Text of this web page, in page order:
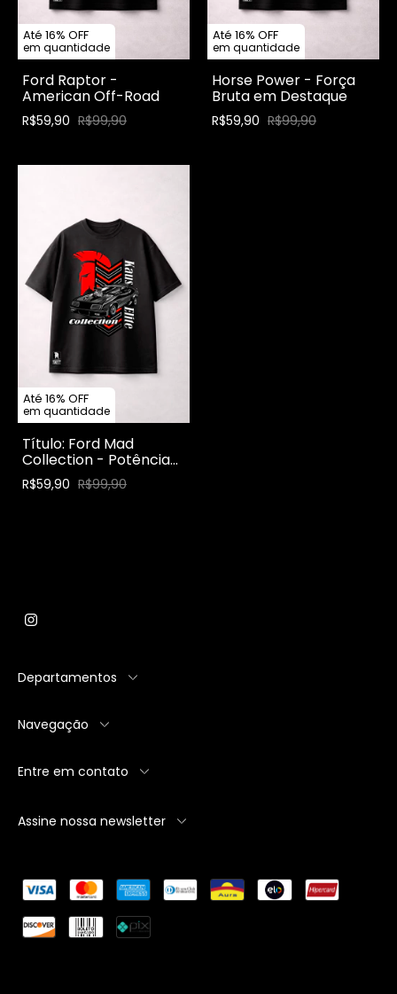
Até 16% OFF
em quantidade
Ford Raptor -
American Off-Road
R$59,90 R$99,90
Até 16% OFF
em quantidade
Horse Power - Força
Bruta em Destaque
R$59,90 R$99,90
Até 16% OFF
em quantidade
Título: Ford Mad
Collection - Potência
Brutal
R$59,90 R$99,90
Departamentos
Navegação
Entre em contato
Assine nossa newsletter